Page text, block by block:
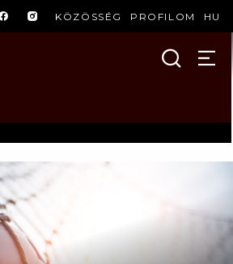
KÖZÖSSÉG PROFILOM HU